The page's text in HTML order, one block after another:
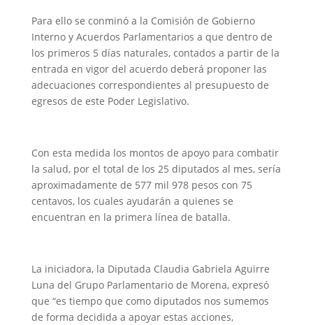
Para ello se conminó a la Comisión de Gobierno
Interno y Acuerdos Parlamentarios a que dentro de
los primeros 5 días naturales, contados a partir de la
entrada en vigor del acuerdo deberá proponer las
adecuaciones correspondientes al presupuesto de
egresos de este Poder Legislativo.
Con esta medida los montos de apoyo para combatir
la salud, por el total de los 25 diputados al mes, sería
aproximadamente de 577 mil 978 pesos con 75
centavos, los cuales ayudarán a quienes se
encuentran en la primera línea de batalla.
La iniciadora, la Diputada Claudia Gabriela Aguirre
Luna del Grupo Parlamentario de Morena, expresó
que “es tiempo que como diputados nos sumemos
de forma decidida a apoyar estas acciones,